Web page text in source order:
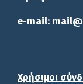
e-mail:
Χρήσιμοι